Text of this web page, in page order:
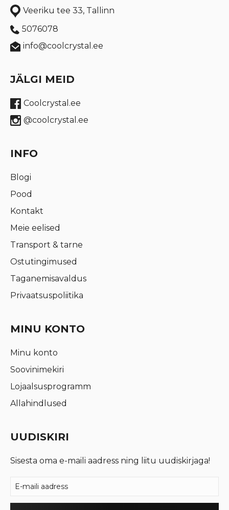
Veeriku tee 33, Tallinn
5076078
info@coolcrystal.ee
JÄLGI MEID
Coolcrystal.ee
@coolcrystal.ee
INFO
Blogi
Pood
Kontakt
Meie eelised
Transport & tarne
Ostutingimused
Taganemisavaldus
Privaatsuspoliitika
MINU KONTO
Minu konto
Soovinimekiri
Lojaalsusprogramm
Allahindlused
UUDISKIRI
Sisesta oma e-maili aadress ning liitu uudiskirjaga!